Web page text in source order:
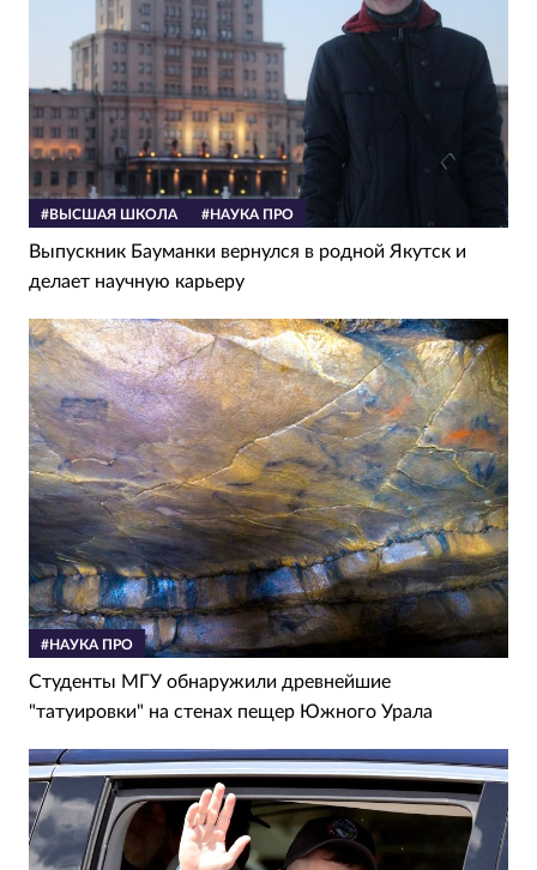
#ВЫСШАЯ ШКОЛА #НАУКА ПРО
Выпускник Бауманки вернулся в родной Якутск и
делает научную карьеру
#НАУКА ПРО
Студенты МГУ обнаружили древнейшие
"татуировки" на стенах пещер Южного Урала